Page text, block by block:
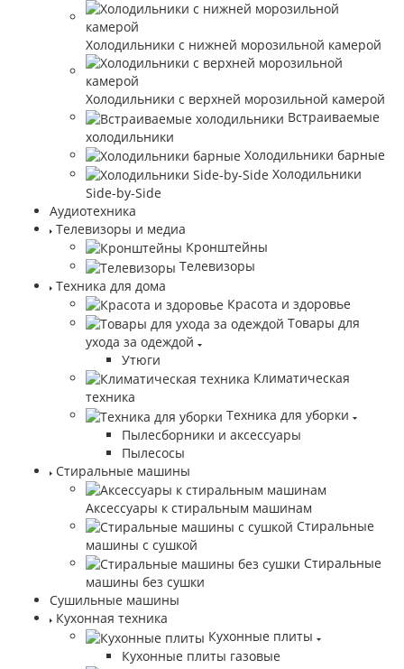
Холодильники с нижней морозильной камерой
Холодильники с верхней морозильной камерой
Встраиваемые
холодильники
Холодильники барные
Холодильники
Side-by-Side
Аудиотехника
Телевизоры и медиа
Кронштейны
Телевизоры
Техника для дома
Красота и здоровье
Товары для
ухода за одеждой
Утюги
Климатическая
техника
Техника для уборки
Пылесборники и аксессуары
Пылесосы
Стиральные машины
Аксессуары к стиральным машинам
Стиральные
машины с сушкой
Стиральные
машины без сушки
Сушильные машины
Кухонная техника
Кухонные плиты
Кухонные плиты газовые